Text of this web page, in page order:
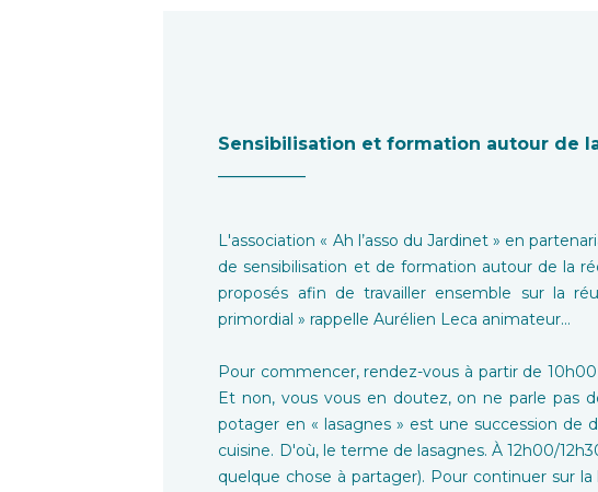
Sensibilisation et formation autour de
L'association « Ah l’asso du Jardinet » en
de sensibilisation et de formation autour de la
proposés afin de travailler ensemble sur la
primordial » rappelle Aurélien Leca animateur…
Pour commencer, rendez-vous à partir de
Et non, vous vous en doutez, on ne parle pas
potager en « lasagnes » est une succession
cuisine. D'où, le terme de lasagnes. À 12h00/
quelque chose à partager). Pour continuer sur